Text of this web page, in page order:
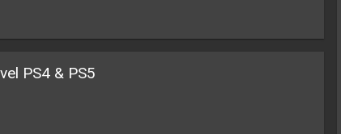
PS4 & PS5